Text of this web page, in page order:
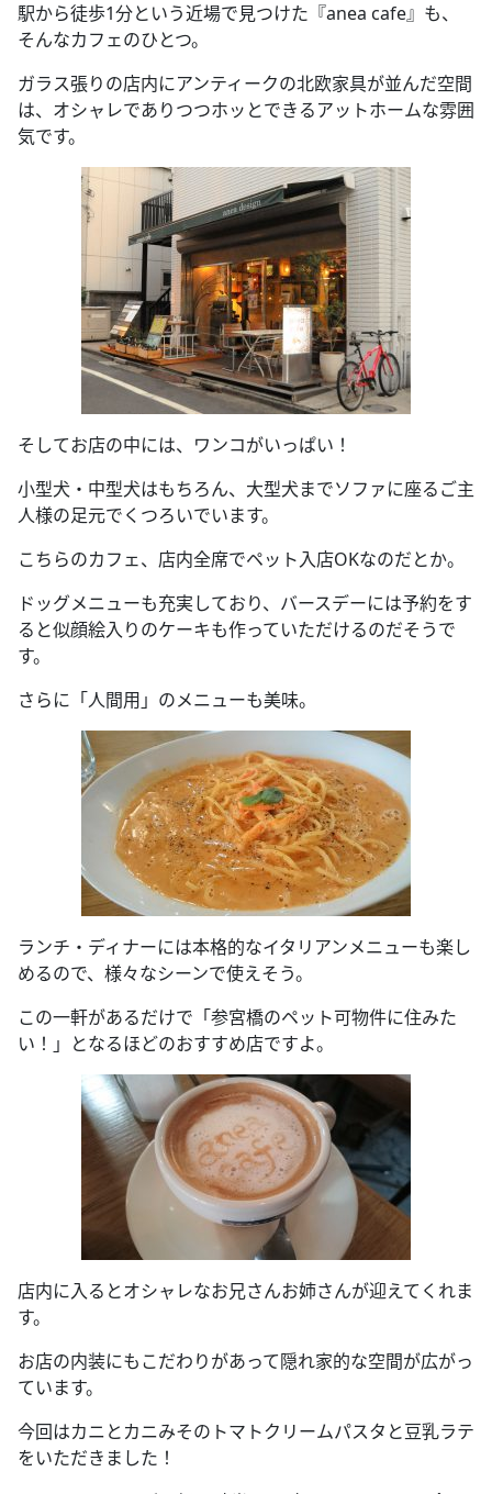
駅から徒歩1分という近場で見つけた『anea cafe』も、
そんなカフェのひとつ。
ガラス張りの店内にアンティークの北欧家具が並んだ空間
は、オシャレでありつつホッとできるアットホームな雰囲
気です。
そしてお店の中には、ワンコがいっぱい！
小型犬・中型犬はもちろん、大型犬までソファに座るご主
人様の足元でくつろいでいます。
こちらのカフェ、店内全席でペット入店OKなのだとか。
ドッグメニューも充実しており、バースデーには予約をす
ると似顔絵入りのケーキも作っていただけるのだそうで
す。
さらに「人間用」のメニューも美味。
ランチ・ディナーには本格的なイタリアンメニューも楽し
めるので、様々なシーンで使えそう。
この一軒があるだけで「参宮橋のペット可物件に住みた
い！」となるほどのおすすめ店ですよ。
店内に入るとオシャレなお兄さんお姉さんが迎えてくれま
す。
お店の内装にもこだわりがあって隠れ家的な空間が広がっ
ています。
今回はカニとカニみそのトマトクリームパスタと豆乳ラテ
をいただきました！